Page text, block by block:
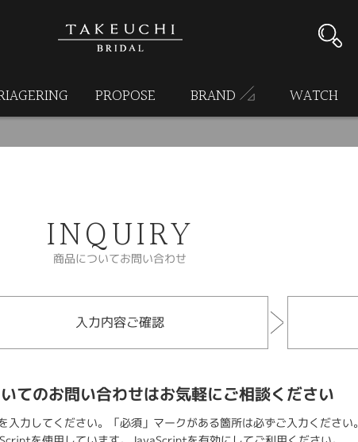
PROPOSE BRAND WATCH
INQUIRY
商品についてお問い合わせ
入力内容ご確認
てのお問い合わせはお気軽にご相談ください
入力してください。「必須」マークがある箇所は必ずご入力ください。